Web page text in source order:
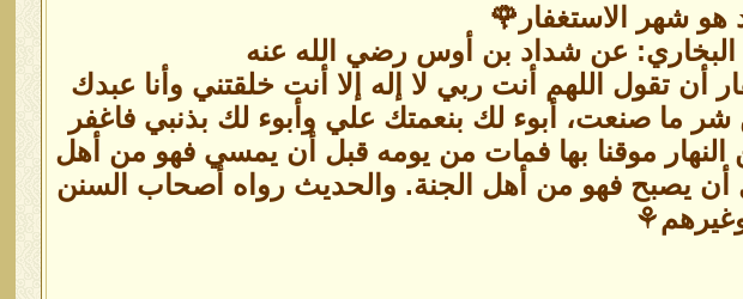
شهر الاستغفار🌹
البخاري: عن شداد بن أوس رضي الله عنه
تقول اللهم أنت ربي لا إله إلا أنت خلقتني وأنا عبدك
ما صنعت، أبوء لك بنعمتك علي وأبوء لك بذنبي فاغفر
النهار موقنا بها فمات من يومه قبل أن يمسي فهو من أهل
أن يصبح فهو من أهل الجنة. والحديث رواه أصحاب السنن